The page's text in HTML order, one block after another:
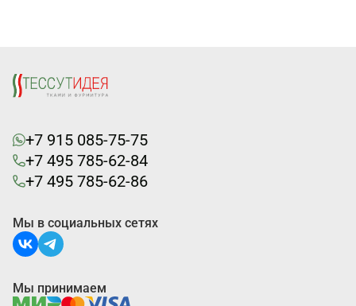
+7 915 085-75-75
+7 495 785-62-84
+7 495 785-62-86
Мы в социальных сетях
Мы принимаем